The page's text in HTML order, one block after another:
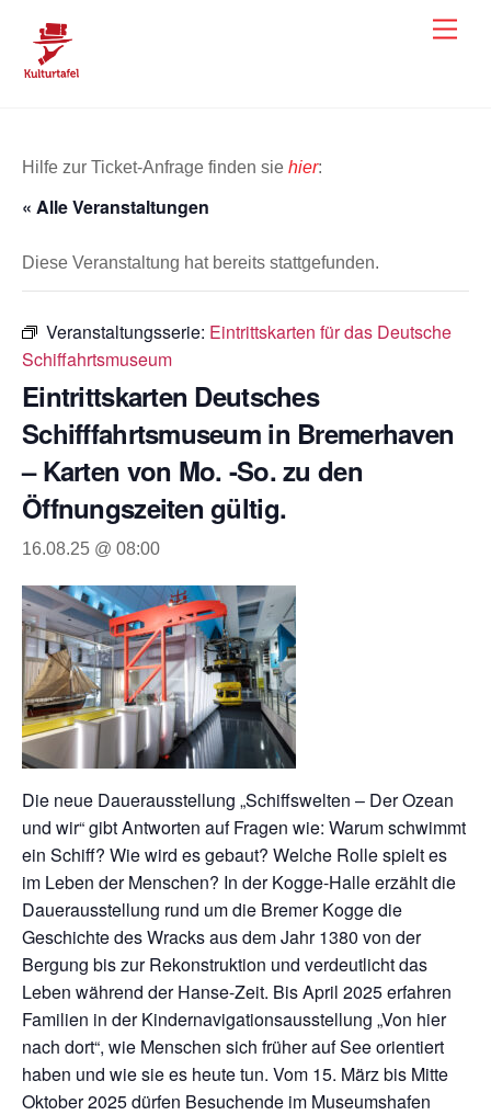
content
Hilfe zur Ticket-Anfrage finden sie hier:
« Alle Veranstaltungen
Diese Veranstaltung hat bereits stattgefunden.
Veranstaltungsserie: Eintrittskarten für das Deutsche
Schiffahrtsmuseum
Eintrittskarten Deutsches
Schifffahrtsmuseum in Bremerhaven
– Karten von Mo. -So. zu den
Öffnungszeiten gültig.
16.08.25 @ 08:00
Die neue Dauerausstellung „Schiffswelten – Der Ozean
und wir“ gibt Antworten auf Fragen wie: Warum schwimmt
ein Schiff? Wie wird es gebaut? Welche Rolle spielt es
im Leben der Menschen? In der Kogge-Halle erzählt die
Dauerausstellung rund um die Bremer Kogge die
Geschichte des Wracks aus dem Jahr 1380 von der
Bergung bis zur Rekonstruktion und verdeutlicht das
Leben während der Hanse-Zeit. Bis April 2025 erfahren
Familien in der Kindernavigationsausstellung „Von hier
nach dort“, wie Menschen sich früher auf See orientiert
haben und wie sie es heute tun. Vom 15. März bis Mitte
Oktober 2025 dürfen Besuchende im Museumshafen